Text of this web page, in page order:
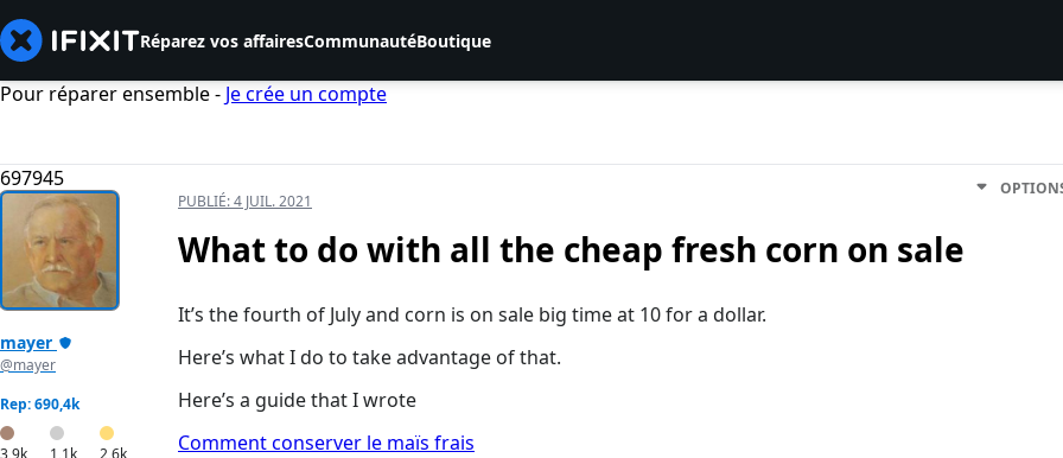
Réparez vos affairesCommunautéBoutique
Pour réparer ensemble - Je crée un compte
697945
mayer
@mayer
Rep: 690,4k
3,9k 1,1k 2,6k
PUBLIÉ:4 JUIL. 2021
What to do with all the cheap fresh corn on sale
It’s the fourth of July and corn is on sale big time at 10 for a dollar.
Here’s what I do to take advantage of that.
Here’s a guide that I wrote
Comment conserver le maïs frais